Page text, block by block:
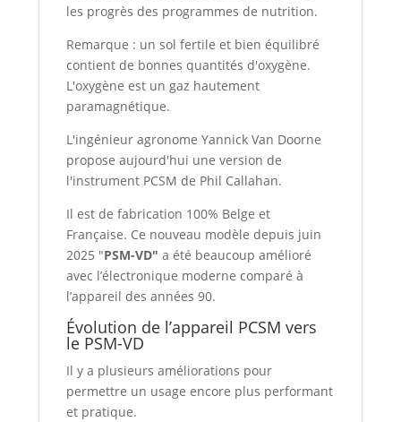
les progrès des programmes de nutrition.
Remarque : un sol fertile et bien équilibré
contient de bonnes quantités d'oxygène.
L'oxygène est un gaz hautement
paramagnétique.
L'ingénieur agronome Yannick Van Doorne
propose aujourd'hui une version de
l'instrument PCSM de Phil Callahan.
Il est de fabrication 100% Belge et
Française. Ce nouveau modèle depuis juin
2025 "PSM-VD" a été beaucoup amélioré
avec l’électronique moderne comparé à
l’appareil des années 90.
Évolution de l’appareil PCSM vers
le PSM-VD
Il y a plusieurs améliorations pour
permettre un usage encore plus performant
et pratique.